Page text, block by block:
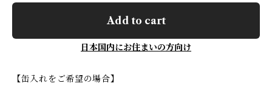
Add to cart
日本国内にお住まいの方向け
【缶入れをご希望の場合】